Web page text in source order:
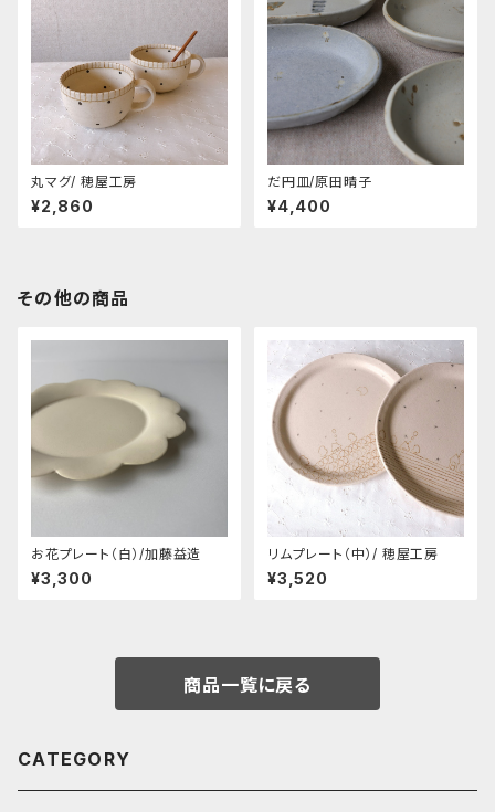
丸マグ/ 穂屋工房
¥2,860
だ円皿/原田晴子
¥4,400
その他の商品
お花プレート（白）/加藤益造
¥3,300
リムプレート（中）/ 穂屋工房
¥3,520
商品一覧に戻る
CATEGORY